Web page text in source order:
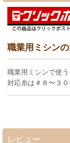
職業用ミシン
職業用ミシンで使う
対応糸は＃８〜３０
レビュー